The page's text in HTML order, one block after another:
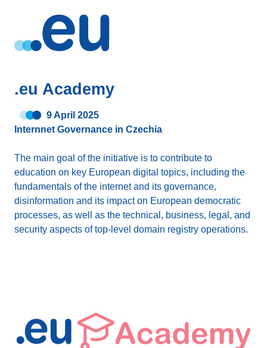
.eu Academy
9 April 2025
Internnet Governance in Czechia
The main goal of the initiative is to contribute to
education on key European digital topics, including the
fundamentals of the internet and its governance,
disinformation and its impact on European democratic
processes, as well as the technical, business, legal, and
security aspects of top-level domain registry operations.